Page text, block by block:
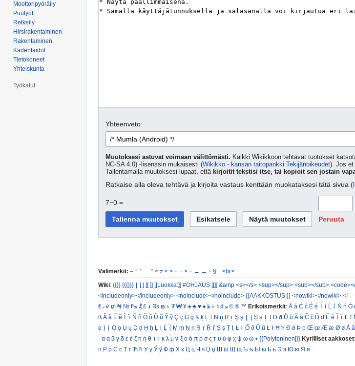
Yhteenveto:
Muutoksesi astuvat voimaan välittömästi. Kaikki Wikikkoon tehtävät tuotokset
NC-SA 4.0) -lisenssin mukaisesti (Wikikko - kansan taitopankki:Tekijänoikeudet). Jos et
Tallentamalla muutoksesi lupaat, että kirjoitit tekstisi itse, tai kopioit sen jostain
Ratkaise alla oleva tehtävä ja kirjoita vastaus kenttään muokataksesi tätä sivua (
7−0 =
Peruuta
Välimerkit: – ” ’ ° ≈ ≠ ≤ ≥ ± − × ÷ ← → · § <br>
Wiki: {{}} {{{}}} | [ ] [[ ]] [[Luokka:]] #OHJAUS [[]] &amp <s></s> <sup></sup> <sub></sub>
<includeonly></includeonly> <noinclude></noinclude> {{AAKKOSTUS:}} <nowiki></nowiki> <!--
₤ ℳ ₥ ₦ № ₧ ₰ £ ៛ ₨ ₪ ৳ ₮ ₩ ¥ ♠ ♣ ♥ ♦ 𝄫 ♭ ♮ ♯ 𝄪 © ® ™ Erikoismerkit:Á á Ć ć É é Í í Ĺ ĺ Ń ń Ó
ß Ã ã Ẽ ẽ Ĩ ĩ Ñ ñ Õ õ Ũ ũ Ỹ ỹ Ç ç Ģ ģ Ķ ķ Ļ ļ Ņ ņ Ŗ ŗ Ş ş Ţ ţ Ș ș Ț ț Đ đ Ů ů Ǎ ǎ Č č Ď ď Ě ě Ǐ ǐ Ľ ľ
ę Į į Ǫ ǫ Ų ų Ḍ ḍ Ḥ ḥ Ḷ ḷ Ḹ ḹ Ṃ ṃ Ṇ ṇ Ṛ ṛ Ṝ ṝ Ṣ ṣ Ṭ ṭ Ł ł Ő ő Ű ű Ŀ ŀ Ħ ħ Ð ð Þ þ Œ œ Æ æ Ø ø Å å
· α ά β γ δ ε έ ζ η ή θ ι ί κ λ μ ν ξ ο ό π ρ σ ς τ υ ύ φ χ ψ ω ώ • {{Polytoninen|}} Kyrilliset aakkoset:
п Р р С с Т т Ћ ћ У у Ў ў Ф ф Х х Ц ц Ч ч Џ џ Ш ш Щ щ Ъ ъ Ы ы Ь ь Э э Ю ю Я я
Moottoripyöräily
Puutyöt
Retkeily
Hirsirakentaminen
Rakentaminen
Kädentaidot
Tietokoneet
Yhteiskunta
Työkalut